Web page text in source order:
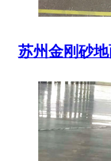
苏州金刚砂